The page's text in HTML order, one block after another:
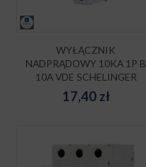
WYŁĄCZNIK
NADPRĄDOWY 10KA 1P B
10A VDE SCHELINGER
17,40zł